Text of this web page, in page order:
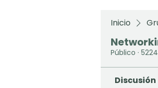
Inicio
Público ·
Discusión